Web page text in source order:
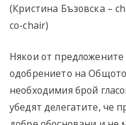
(Кристина Бъзовска –
co-chair)
Някои от
одобрението на
необходимия брой
убедят делегатите, че